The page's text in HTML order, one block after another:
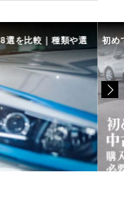
選を比較｜種類や選 初め